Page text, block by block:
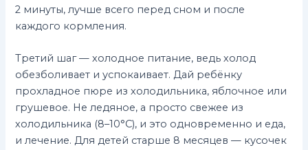
2 минуты, лучше всего перед сном и после
каждого кормления.
Третий шаг — холодное питание, ведь холод
обезболивает и успокаивает. Дай ребёнку
прохладное пюре из холодильника, яблочное или
грушевое. Не ледяное, а просто свежее из
холодильника (8–10°C), и это одновременно и еда,
и лечение. Для детей старше 8 месяцев — кусочек